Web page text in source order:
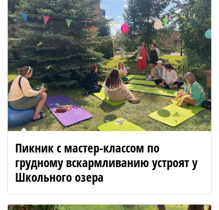
Пикник с мастер-классом по
грудному вскармливанию устроят у
Школьного озера